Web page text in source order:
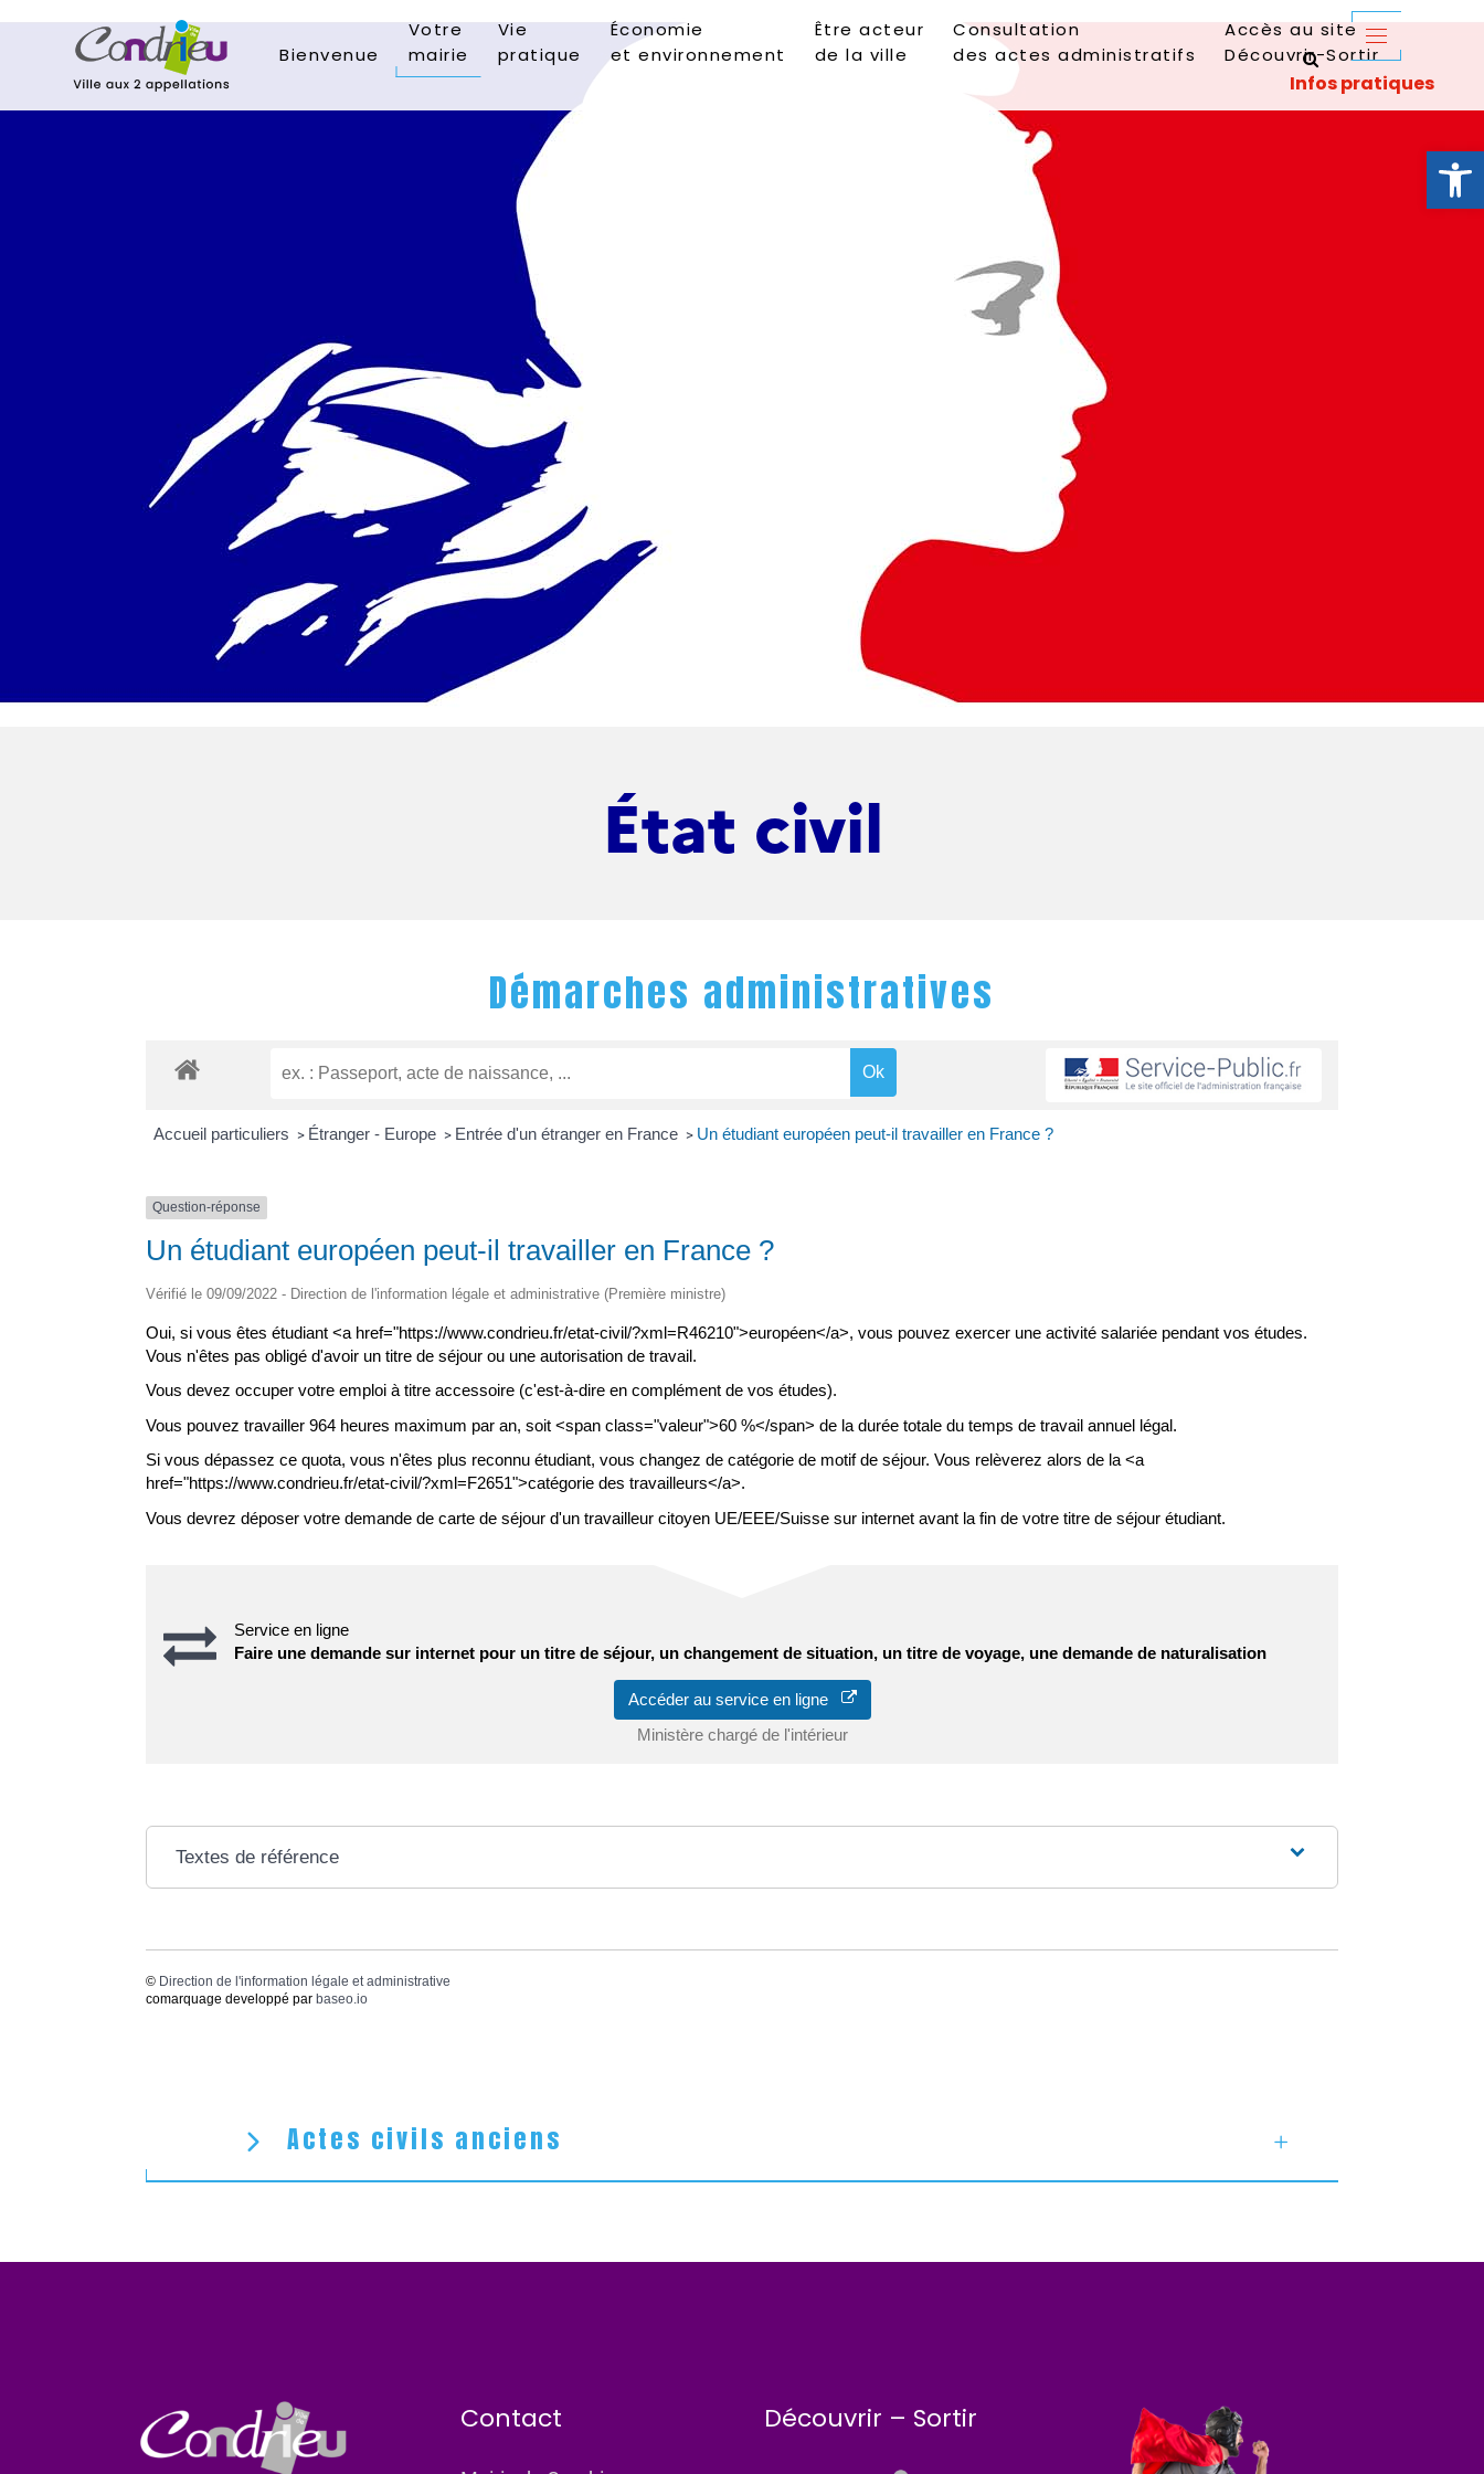
Ouvrir
Bienvenue
Votre
mairie
Vie
pratique
Économie
et environnement
Être acteur
de la ville
Consultation
des actes administratifs
Accès au site
Découvrir-Sortir
État civil
Démarches administratives
Accueil particuliers > Étranger - Europe > Entrée d'un étranger en France > Un étudiant européen peut-il travailler en France ?
Question-réponse
Un étudiant européen peut-il travailler en France ?
Vérifié le 09/09/2022 - Direction de l'information légale et administrative (Première ministre)
Oui, si vous êtes étudiant <a href="https://www.condrieu.fr/etat-civil/?xml=R46210">européen</a>, vous pouvez exercer une activité salariée pendant vos études.
Vous n'êtes pas obligé d'avoir un titre de séjour ou une autorisation de travail.
Vous devez occuper votre emploi à titre accessoire (c'est-à-dire en complément de vos études).
Vous pouvez travailler 964 heures maximum par an, soit <span class="valeur">60 %</span> de la durée totale du temps de travail annuel légal.
Si vous dépassez ce quota, vous n'êtes plus reconnu étudiant, vous changez de catégorie de motif de séjour. Vous relèverez alors de la <a
href="https://www.condrieu.fr/etat-civil/?xml=F2651">catégorie des travailleurs</a>.
Vous devrez déposer votre demande de carte de séjour d'un travailleur citoyen UE/EEE/Suisse sur internet avant la fin de votre titre de séjour étudiant.
Service en ligne
Faire une demande sur internet pour un titre de séjour, un changement de situation, un titre de voyage, une demande de naturalisation
Accéder au service en ligne
Ministère chargé de l'intérieur
Textes de référence
© Direction de l'information légale et administrative
comarquage developpé par baseo.io
Actes civils anciens
Contact Découvrir – Sortir